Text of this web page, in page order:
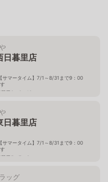
日暮里店
サマータイム】7/1～8/31まで9：00
暮里2－6－13
日暮里店
サマータイム】7/1～8/31まで9：00
暮里5－7－6
ッグ